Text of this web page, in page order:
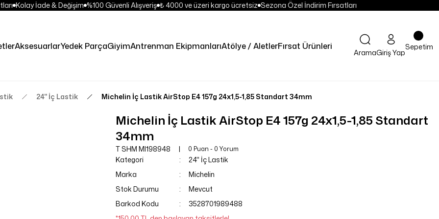
Kolay İade & Değişim %100 Güvenli Alışveriş ₺ 4000 ve üzeri kargo ücretsiz Sezona Özel İndirim Fırsatları
AksesuarlarYedek ParçaGiyimAntrenman EkipmanlarıAtölye / AletlerFırsat Ürünleri
AramaGiriş Yap
Sepetim
24'' İç Lastik Michelin İç Lastik AirStop E4 157g 24x1,5-1,85 Standart 34mm
Michelin İç Lastik AirStop E4 157g 24x1,5-1,85 Standart
34mm
T SHM MI198948 0 Puan - 0 Yorum
Kategori
24'' İç Lastik
Marka
Michelin
Stok Durumu
Mevcut
Barkod Kodu
3528701989488